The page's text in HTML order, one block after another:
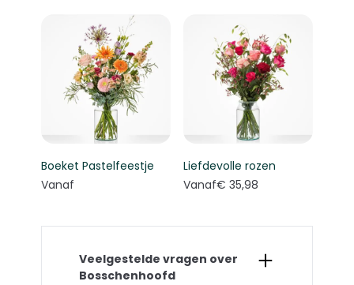
Boeket Pastelfeestje
Vanaf
Liefdevolle rozen
Vanaf€ 35,98
Veelgestelde vragen over
Bosschenhoofd